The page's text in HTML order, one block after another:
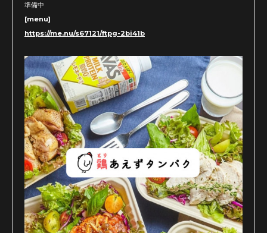
準備中
[menu]
https://me.nu/s67121/ftpg-2bi41b